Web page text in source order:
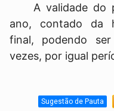
A validade do
ano, contado da
final, podendo
vezes, por igual
Sugestão de Pauta